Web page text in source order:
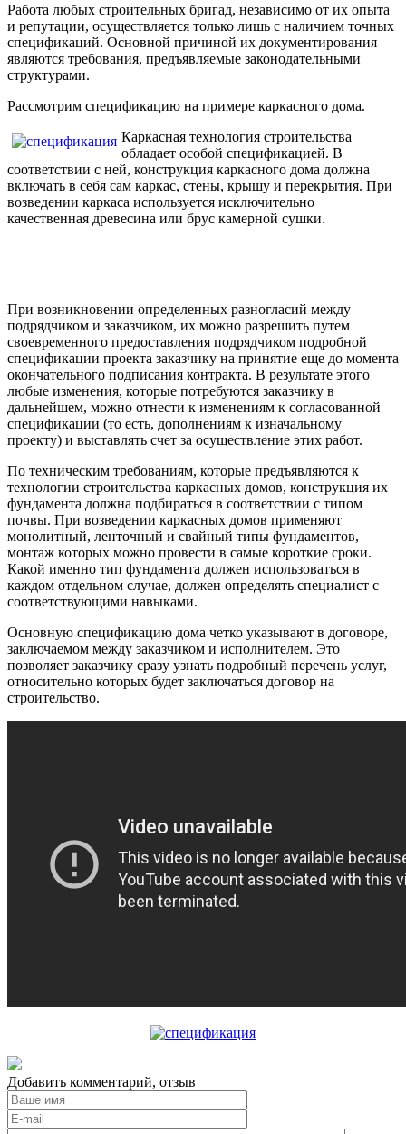
Работа любых строительных бригад, независимо от их опыта
и репутации, осуществляется только лишь с наличием точных
спецификаций. Основной причиной их документирования
являются требования, предъявляемые законодательными
структурами.
Рассмотрим спецификацию на примере каркасного дома.
Каркасная технология строительства
обладает особой спецификацией. В
соответствии с ней, конструкция каркасного дома должна
включать в себя сам каркас, стены, крышу и перекрытия. При
возведении каркаса используется исключительно
качественная древесина или брус камерной сушки.
При возникновении определенных разногласий между
подрядчиком и заказчиком, их можно разрешить путем
своевременного предоставления подрядчиком подробной
спецификации проекта заказчику на принятие еще до момента
окончательного подписания контракта. В результате этого
любые изменения, которые потребуются заказчику в
дальнейшем, можно отнести к изменениям к согласованной
спецификации (то есть, дополнениям к изначальному
проекту) и выставлять счет за осуществление этих работ.
По техническим требованиям, которые предъявляются к
технологии строительства каркасных домов, конструкция их
фундамента должна подбираться в соответствии с типом
почвы. При возведении каркасных домов применяют
монолитный, ленточный и свайный типы фундаментов,
монтаж которых можно провести в самые короткие сроки.
Какой именно тип фундамента должен использоваться в
каждом отдельном случае, должен определять специалист с
соответствующими навыками.
Основную спецификацию дома четко указывают в договоре,
заключаемом между заказчиком и исполнителем. Это
позволяет заказчику сразу узнать подробный перечень услуг,
относительно которых будет заключаться договор на
строительство.
Добавить комментарий, отзыв